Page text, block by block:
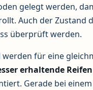
gelegt werden,
Auch der Zustand
überprüft werden.
werden für eine
erhaltende Reifen
Gerade bei